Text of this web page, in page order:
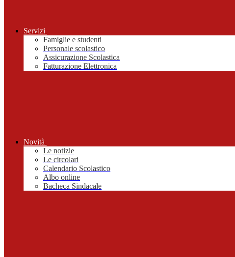
Servizi
Famiglie e studenti
Personale scolastico
Assicurazione Scolastica
Fatturazione Elettronica
Novità
Le notizie
Le circolari
Calendario Scolastico
Albo online
Bacheca Sindacale